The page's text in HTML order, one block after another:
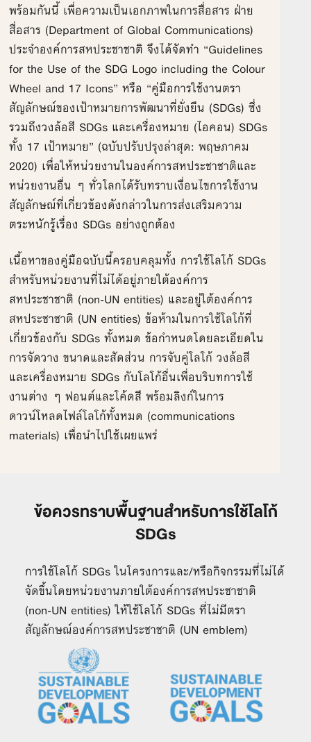
พร้อมกันนี้ เพื่อความเป็นเอกภาพในการสื่อสาร ฝ่าย
สื่อสาร (Department of Global Communications)
ประจำองค์การสหประชาชาติ จึงได้จัดทำ “Guidelines
for the Use of the SDG Logo including the Colour
Wheel and 17 Icons” หรือ “คู่มือการใช้งานตรา
สัญลักษณ์ของเป้าหมายการพัฒนาที่ยั่งยืน (SDGs) ซึ่ง
รวมถึงวงล้อสี SDGs และเครื่องหมาย (ไอคอน) SDGs
ทั้ง 17 เป้าหมาย” (ฉบับปรับปรุงล่าสุด: พฤษภาคม
2020) เพื่อให้หน่วยงานในองค์การสหประชาชาติและ
หน่วยงานอื่น ๆ ทั่วโลกได้รับทราบเงื่อนไขการใช้งาน
สัญลักษณ์ที่เกี่ยวข้องดังกล่าวในการส่งเสริมความ
ตระหนักรู้เรื่อง SDGs อย่างถูกต้อง
เนื้อหาของคู่มือฉบับนี้ครอบคลุมทั้ง การใช้โลโก้ SDGs
สำหรับหน่วยงานที่ไม่ได้อยู่ภายใต้องค์การ
สหประชาชาติ (non-UN entities) และอยู่ใต้องค์การ
สหประชาชาติ (UN entities) ข้อห้ามในการใช้โลโก้ที่
เกี่ยวข้องกับ SDGs ทั้งหมด ข้อกำหนดโดยละเอียดใน
การจัดวาง ขนาดและสัดส่วน การจับคู่โลโก้ วงล้อสี
และเครื่องหมาย SDGs กับโลโก้อื่นเพื่อบริบทการใช้
งานต่าง ๆ ฟอนต์และโค้ดสี พร้อมลิงก์ในการ
ดาวน์โหลดไฟล์โลโก้ทั้งหมด (communications
materials) เพื่อนำไปใช้เผยแพร่
ข้อควรทราบพื้นฐานสำหรับการใช้โลโก้
SDGs
การใช้โลโก้ SDGs ในโครงการและ/หรือกิจกรรมที่ไม่ได้
จัดขึ้นโดยหน่วยงานภายใต้องค์การสหประชาชาติ
(non-UN entities) ให้ใช้โลโก้ SDGs ที่ไม่มีตรา
สัญลักษณ์องค์การสหประชาชาติ (UN emblem)